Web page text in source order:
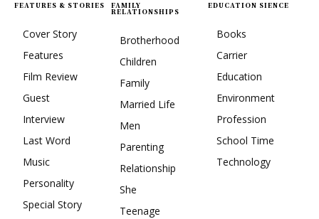
FEATURES & STORIES
Cover Story
Features
Film Review
Guest
Interview
Last Word
Music
Personality
Special Story
FAMILY
RELATIONSHIPS
Brotherhood
Children
Family
Married Life
Men
Parenting
Relationship
She
Teenage
EDUCATION SIENCE
Books
Carrier
Education
Environment
Profession
School Time
Technology